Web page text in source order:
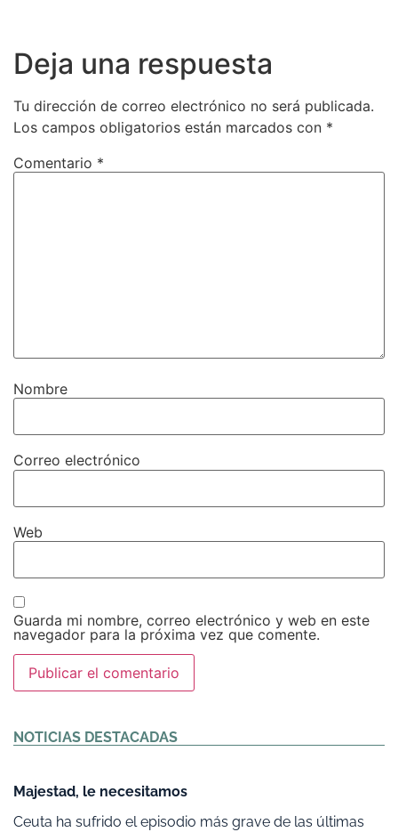
Deja una respuesta
Tu dirección de correo electrónico no será publicada.
Los campos obligatorios están marcados con *
Comentario *
Nombre
Correo electrónico
Web
Guarda mi nombre, correo electrónico y web en este
navegador para la próxima vez que comente.
NOTICIAS DESTACADAS
Majestad, le necesitamos
Ceuta ha sufrido el episodio más grave de las últimas